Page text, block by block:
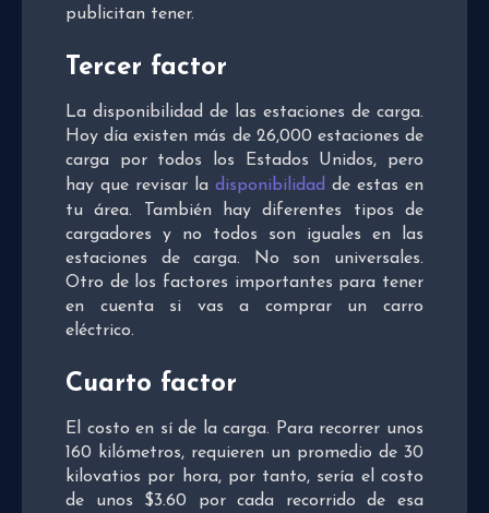
publicitan tener.
Tercer factor
La disponibilidad de las estaciones de carga.
Hoy día existen más de 26,000 estaciones de
carga por todos los Estados Unidos, pero
hay que revisar la disponibilidad de estas en
tu área. También hay diferentes tipos de
cargadores y no todos son iguales en las
estaciones de carga. No son universales.
Otro de los factores importantes para tener
en cuenta si vas a comprar un carro
eléctrico.
Cuarto factor
El costo en sí de la carga. Para recorrer unos
160 kilómetros, requieren un promedio de 30
kilovatios por hora, por tanto, sería el costo
de unos $3.60 por cada recorrido de esa